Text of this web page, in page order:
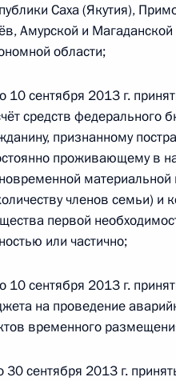
исполнения пунктов
итогам работы
Республике Саха (Якутия)
2011 года, 20:30
исполнения пунктов
итогам работы
2011 года, 21:15
исполнения пунктов
итогам работы
Саха
Саха (Якутия),
Амурской и
области;
10 сентября 2013 г.
средств федерального
признанному
проживающему в
членов семьи) и
первой
или частично;
10 сентября 2013 г.
на проведение
временного
30 сентября 2013 г.